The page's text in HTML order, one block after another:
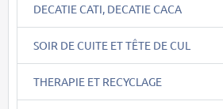
DECATIE CATI, DECATIE CACA
SOIR DE CUITE ET TÊTE DE CUL
THERAPIE ET RECYCLAGE